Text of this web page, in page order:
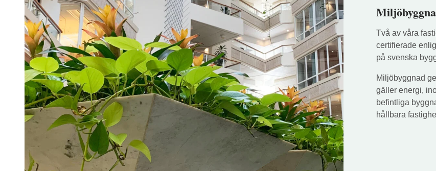
Två av våra
certifierade
på svenska
Miljöbyggnad
gäller energi,
befintliga
hållbara